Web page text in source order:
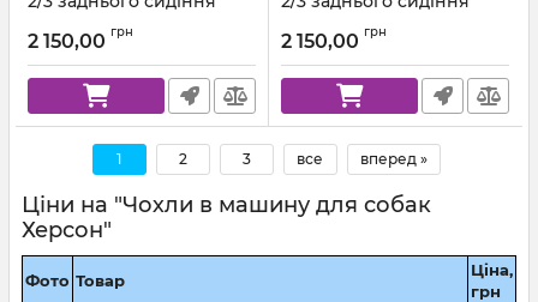
стропа
2 150,00 грн
стропа
2 150,00 грн
1 2 3 все вперед »
Ціни на "Чохли в машину для собак
Херсон"
Фото Товар
Ціна,
грн